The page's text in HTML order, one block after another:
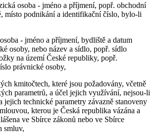
osoba - jméno a příjmení, popř. obchodní
místo podnikání a identifikační číslo, bylo-li
- jméno a příjmení, bydliště a datum
osoby, nebo název a sídlo, popř. sídlo
na území České republiky, popř.
právnické osoby,
kmitočtech, které jsou požadovány, včetně
parametrů, a účel jejich využívání, nejsou-li
jejich technické parametry závazně stanoveny
kterou je Česká republika vázána a
ve Sbírce zákonů nebo ve Sbírce
smluv,